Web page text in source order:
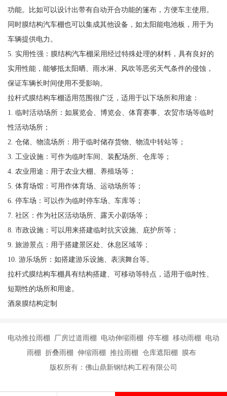
功能。比如可以设计出带有自动开合功能的篷布，方便车主使用。
同时膜结构汽车棚也可以集成其他设备，如太阳能电池板，用于为
车辆提供电力。
5. 实用性强：膜结构汽车棚采用经过特殊处理的材料，具有良好的
实用性能，能够抵太阳晒、雨水淋、风吹等恶劣天气条件的侵蚀，
保证车辆长时间使用不受影响。
拉杆式膜结构车棚适用范围很广泛，适用于以下场所和用途：
1. 临时活动场所：如展览会、博览会、体育赛事、农贸市场等临时
性活动场所；
2. 仓储、物流场所：用于临时储存货物、物流中转站等；
3. 工业设施：可作为临时车间、装配场所、仓库等；
4. 农业用途：用于农业大棚、养殖场等；
5. 体育场馆：可用作体育场、运动场所等；
6. 停车场：可以作为临时停车场、车库等；
7. 社区：作为社区活动场所、露天小剧场等；
8. 市政设施：可以用来搭建临时抗灾设施、庇护所等；
9. 旅游景点：用于搭建景区处、休息区域等；
10. 游乐场所：如搭建游乐设施、表演舞台等。
拉杆式膜结构车棚具有结构搭建、可移动等特点，适用于临时性、
短期性的场所和用途。
酒泉膜结构定制
电动推拉雨棚 厂房过道雨棚 电动伸缩雨棚 停车棚 移动雨棚 电动
雨棚 折叠雨棚 伸缩雨棚 推拉雨棚 仓库遮阳棚 膜布
版权所有：佛山鼎新钢结构工程有限公司